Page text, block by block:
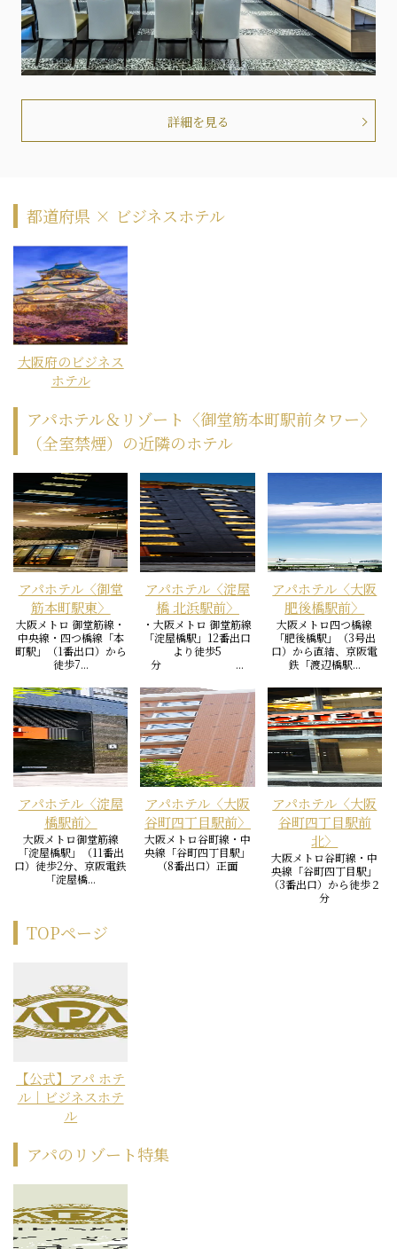
詳細を見る
都道府県 × ビジネスホテル
大阪府のビジネス
ホテル
アパホテル＆リゾート〈御堂筋本町駅前タワー〉
（全室禁煙）の近隣のホテル
アパホテル〈御堂
筋本町駅東〉
大阪メトロ 御堂筋線・
中央線・四つ橋線「本
町駅」（1番出口）から
徒歩7...
アパホテル〈淀屋
橋 北浜駅前〉
・大阪メトロ 御堂筋線
「淀屋橋駅」12番出口
より徒歩5
分 ...
アパホテル〈大阪
肥後橋駅前〉
大阪メトロ四つ橋線
「肥後橋駅」（3号出
口）から直結、京阪電
鉄「渡辺橋駅...
アパホテル〈淀屋
橋駅前〉
大阪メトロ御堂筋線
「淀屋橋駅」（11番出
口）徒歩2分、京阪電鉄
「淀屋橋...
アパホテル〈大阪
谷町四丁目駅前〉
大阪メトロ谷町線・中
央線「谷町四丁目駅」
（8番出口）正面
アパホテル〈大阪
谷町四丁目駅前
北〉
大阪メトロ谷町線・中
央線「谷町四丁目駅」
（3番出口）から徒歩２
分
TOPページ
【公式】アパ ホテ
ル｜ビジネスホテ
ル
アパのリゾート特集